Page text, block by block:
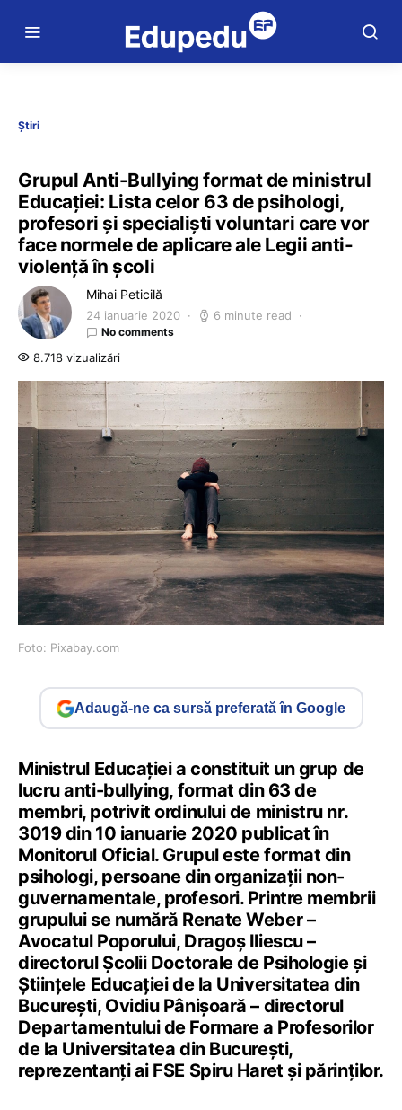
Știri
Grupul Anti-Bullying format de ministrul
Educației: Lista celor 63 de psihologi,
profesori și specialiști voluntari care vor
face normele de aplicare ale Legii anti-
violență în școli
Mihai Peticilă
24 ianuarie 2020 6 minute read
No comments
8.718 vizualizări
Foto: Pixabay.com
Adaugă-ne ca sursă preferată în Google
Ministrul Educației a constituit un grup de
lucru anti-bullying, format din 63 de
membri, potrivit ordinului de ministru nr.
3019 din 10 ianuarie 2020 publicat în
Monitorul Oficial. Grupul este format din
psihologi, persoane din organizații non-
guvernamentale, profesori. Printre membrii
grupului se numără Renate Weber –
Avocatul Poporului, Dragoș Iliescu –
directorul Școlii Doctorale de Psihologie și
Științele Educației de la Universitatea din
București, Ovidiu Pânișoară – directorul
Departamentului de Formare a Profesorilor
de la Universitatea din București,
reprezentanți ai FSE Spiru Haret și părinților.